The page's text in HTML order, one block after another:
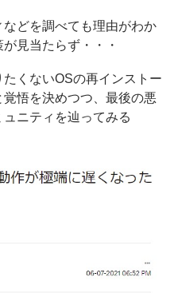
どを調べても理由がわか
見当たらず・・・
くないOSの再インストー
悟を決めつつ、最後の悪
ニティを辿ってみる